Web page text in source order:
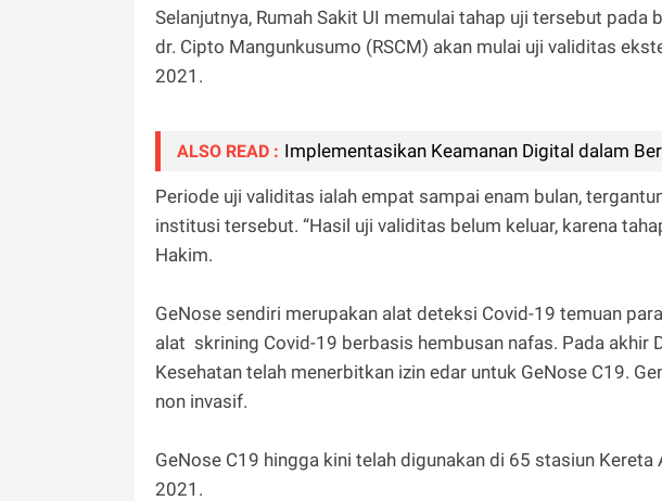
Selanjutnya, Rumah Sakit UI memulai tahap uji tersebut pada
dr. Cipto Mangunkusumo (RSCM) akan mulai uji validitas
2021.
ALSO READ : Implementasikan Keamanan Digital dalam
Periode uji validitas ialah empat sampai enam bulan,
institusi tersebut. “Hasil uji validitas belum keluar, karena
Hakim.
GeNose sendiri merupakan alat deteksi Covid-19 temuan
alat skrining Covid-19 berbasis hembusan nafas. Pada akhir
Kesehatan telah menerbitkan izin edar untuk GeNose C19.
non invasif.
GeNose C19 hingga kini telah digunakan di 65 stasiun
2021.